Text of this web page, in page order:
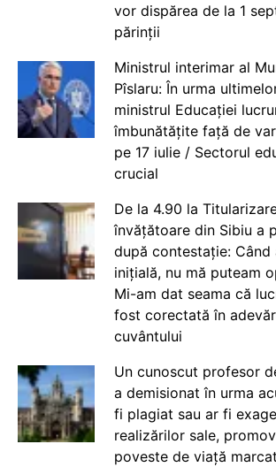
vor dispărea de la 1
părinții
Ministrul interimar al
Pîslaru: În urma
ministrul Educației
îmbunătățite față de
pe 17 iulie / Sectorul
crucial
De la 4.90 la
învățătoare din Sibiu a
după contestație: Când
inițială, nu mă puteam
Mi-am dat seama că
fost corectată în
cuvântului
Un cunoscut profesor
a demisionat în urma
fi plagiat sau ar fi
realizărilor sale,
poveste de viață